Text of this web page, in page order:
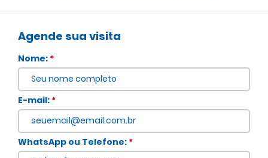
Agende sua visita
Nome: *
E-mail: *
WhatsApp ou Telefone: *